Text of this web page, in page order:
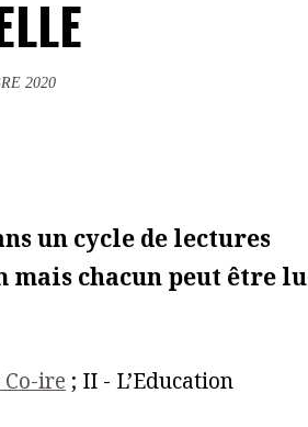
2020
un cycle de lectures
mais chacun peut être lu
ire ; II - L’Education